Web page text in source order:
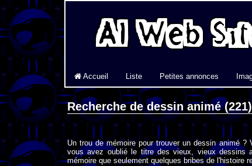
Accueil Liste Petites annonces
Recherche de dessin animé (221)
Un trou de mémoire pour trouver un dessin animé
vous avez oublié le titre des vieux, vieux dessins
mémoire que seulement quelques bribes de l'histoire